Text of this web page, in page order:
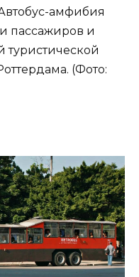
амфибия
пассажиров и
туристической
(Фото: